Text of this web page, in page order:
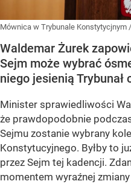
Mównica w Trybunale Konstytycjnym
Waldemar Żurek
Sejm może wybrać
niego jesienią Trybunał
Minister sprawiedliwości
że prawdopodobnie
Sejmu zostanie wybrany
Konstytucyjnego. Byłby to
przez Sejm tej kadencji.
momentem wyraźnej